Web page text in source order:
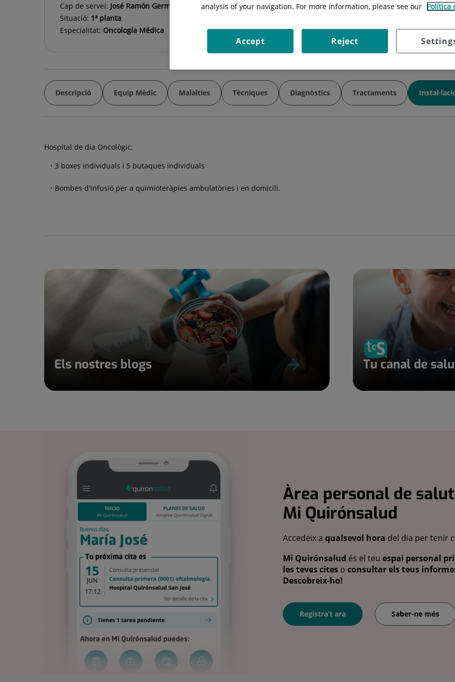
Cap de servei: José Ramón Germa Lluch Responsable:Rafael Rosell
Situació: 1ª planta
Especialitat: Oncología Médica E-mail:npresas@hgc.es
Descripció Equip Mèdic Malalties Tècniques Diagnòstics Tractaments
Hospital de dia Oncològic:
3 boxes individuals i 5 butaques individuals
Bombes d'infusió per a quimioteràpies ambulatòries i en domicili.
Els nostres blogs Tu canal de
Àrea personal de
Mi Quirónsalud
Accedeix a qualsevol hora del dia per tenir
Mi Quirónsalud és el teu espai personal
les teves cites o consultar els teus
Descobreix-ho!
Registra’t ara Saber-ne més
analysis of your navigation. For more information, please see our Política
Reject
Accept